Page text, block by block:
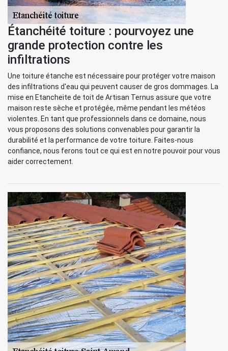
Étanchéité toiture : pourvoyez une
grande protection contre les
infiltrations
Une toiture étanche est nécessaire pour protéger votre maison
des infiltrations d'eau qui peuvent causer de gros dommages. La
mise en Etancheite de toit de Artisan Ternus assure que votre
maison reste sèche et protégée, même pendant les météos
violentes. En tant que professionnels dans ce domaine, nous
vous proposons des solutions convenables pour garantir la
durabilité et la performance de votre toiture. Faites-nous
confiance, nous ferons tout ce qui est en notre pouvoir pour vous
aider correctement.